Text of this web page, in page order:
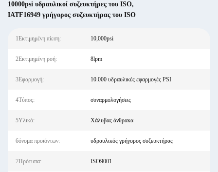
10000psi υδραυλικοί συζευκτήρες του ISO,
IATF16949 γρήγορος συζευκτήρας του ISO
1Εκτιμημένη πίεση: 10,000psi
2Εκτιμημένη ροή: 8lpm
3Εφαρμογή: 10.000 υδραυλικές εφαρμογές PSI
4Τύπος: συναρμολογήσεις
5Υλικό: Χάλυβας άνθρακα
6όνομα προϊόντων: υδραυλικός γρήγορος συζευκτήρας
7Πρότυπα: ISO9001